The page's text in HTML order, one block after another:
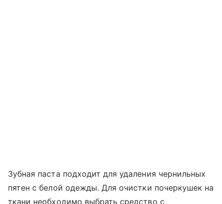
Зубная паста подходит для удаления чернильных
пятен с белой одежды. Для очистки почеркушек на
ткани необходимо выбрать средство с